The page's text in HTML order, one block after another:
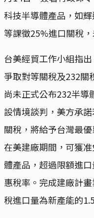
科技半導體產品，如
等課徵25%進口關稅
台美經貿工作小組指
爭取對等關稅及232關
尚未正式公布232半導
設情境談判，美方承
關稅，將給予台灣最
在美建廠期間，可獲
體產品，超過限額進
惠稅率。完成建廠計
稅進口量為新產能的